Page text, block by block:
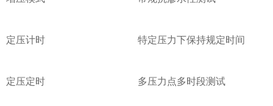
定压计时 特定压力下保持规定时间
定压定时 多压力点多时段测试